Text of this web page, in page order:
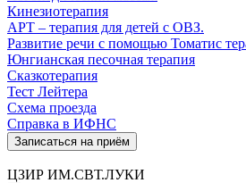
Кинезиотерапия
АРТ – терапия для детей с ОВЗ.
Развитие речи с помощью Томатис
Юнгианская песочная терапия
Сказкотерапия
Тест Лейтера
Схема проезда
Справка в ИФНС
Записаться на приём
ЦЗИР ИМ.СВТ.ЛУКИ